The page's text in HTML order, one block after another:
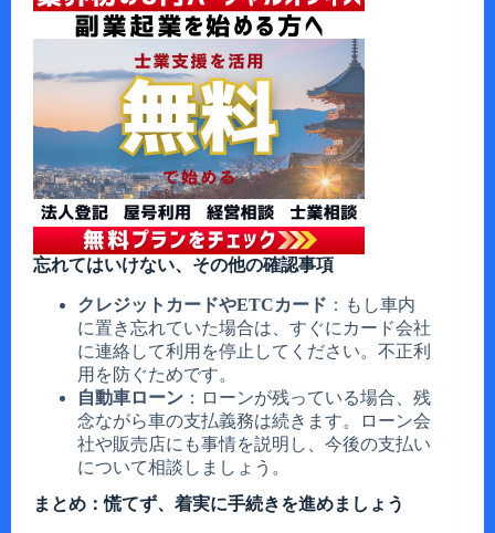
忘れてはいけない、その他の確認事項
クレジットカードやETCカード ：もし車内
に置き忘れていた場合は、すぐにカード会社
に連絡して利用を停止してください。不正利
用を防ぐためです。
自動車ローン ：ローンが残っている場合、残
念ながら車の支払義務は続きます。ローン会
社や販売店にも事情を説明し、今後の支払い
について相談しましょう。
まとめ：慌てず、着実に手続きを進めましょう